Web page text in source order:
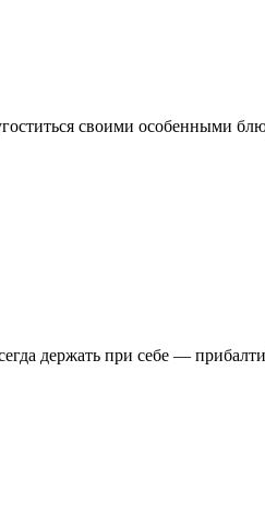
своими особенными
держать при себе —